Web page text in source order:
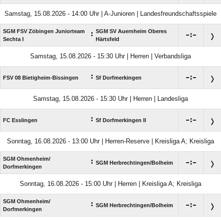
Samstag, 15.08.2026 - 14:00 Uhr | A-Junioren | Landesfreundschaftsspiele
SGM FSV Zöbingen Juniorteam
Sechta I
: SGM SV Auernheim Oberes
Härtsfeld
:
Samstag, 15.08.2026 - 15:30 Uhr | Herren | Verbandsliga
FSV 08 Bietigheim-Bissingen : Sf Dorfmerkingen :
Samstag, 15.08.2026 - 15:30 Uhr | Herren | Landesliga
FC Esslingen : Sf Dorfmerkingen II :
Sonntag, 16.08.2026 - 13:00 Uhr | Herren-Reserve | Kreisliga A; Kreisliga
SGM Ohmenheim/​
Dorfmerkingen
: SGM Herbrechtingen/​Bolheim :
Sonntag, 16.08.2026 - 15:00 Uhr | Herren | Kreisliga A; Kreisliga
SGM Ohmenheim/​
Dorfmerkingen
: SGM Herbrechtingen/​Bolheim :